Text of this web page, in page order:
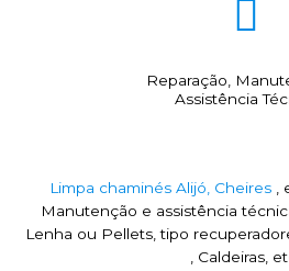
Reparação,
Assistência
Limpa chaminés Alijó, Cheires ,
Manutenção e assistência
Lenha ou Pellets, tipo
, Caldeiras,